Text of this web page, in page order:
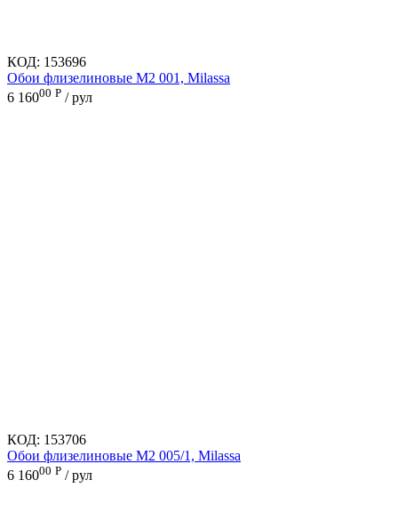
КОД: 153696
Обои флизелиновые M2 001, Milassa
6 16000 Р / рул
КОД: 153706
Обои флизелиновые M2 005/1, Milassa
6 16000 Р / рул